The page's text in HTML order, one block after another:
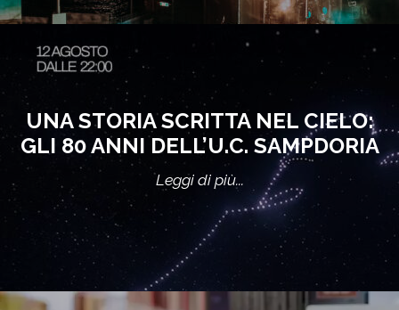
UNA STORIA SCRITTA NEL CIELO:
GLI 80 ANNI DELL’U.C. SAMPDORIA
Leggi di più...